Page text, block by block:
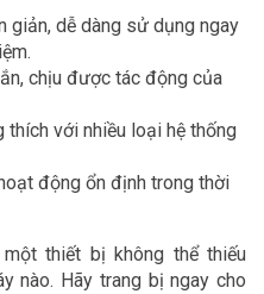
giản, dễ dàng sử dụng ngay
chịu được tác động của
thích với nhiều loại hệ thống
động ổn định trong thời
thiết bị không thể thiếu
nào. Hãy trang bị ngay cho